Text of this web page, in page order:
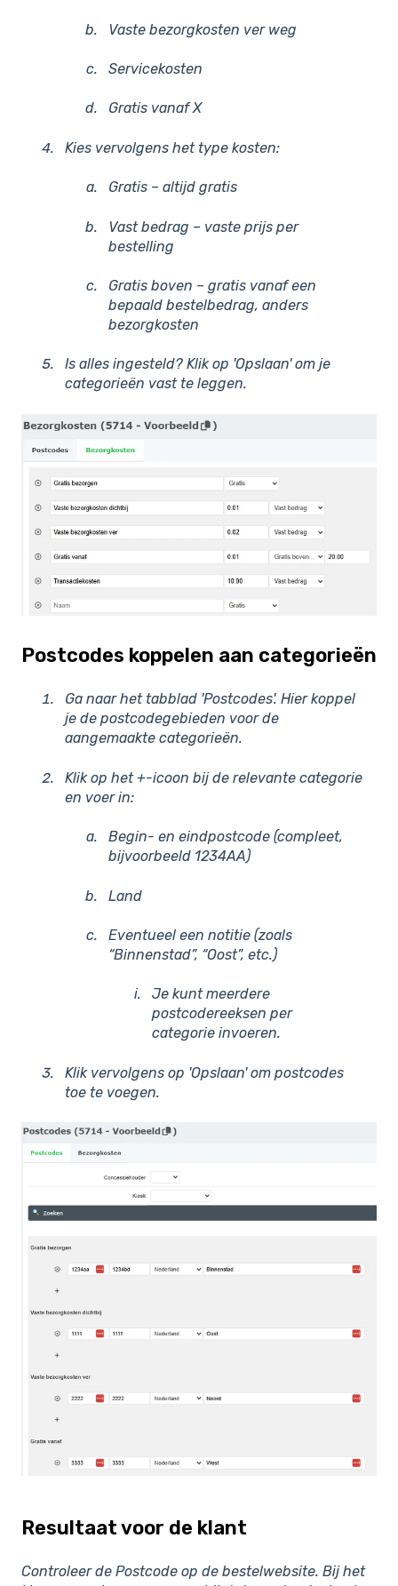
Vaste bezorgkosten ver weg
Servicekosten
Gratis vanaf X
Kies vervolgens het type kosten:
Gratis – altijd gratis
Vast bedrag – vaste prijs per
bestelling
Gratis boven – gratis vanaf een
bepaald bestelbedrag, anders
bezorgkosten
Is alles ingesteld? Klik op 'Opslaan' om je
categorieën vast te leggen.
Postcodes koppelen aan categorieën
Ga naar het tabblad 'Postcodes'. Hier koppel
je de postcodegebieden voor de
aangemaakte categorieën.
Klik op het +-icoon bij de relevante categorie
en voer in:
Begin- en eindpostcode (compleet,
bijvoorbeeld 1234AA)
Land
Eventueel een notitie (zoals
“Binnenstad”, “Oost”, etc.)
Je kunt meerdere
postcodereeksen per
categorie invoeren.
Klik vervolgens op 'Opslaan' om postcodes
toe te voegen.
Resultaat voor de klant
Controleer de Postcode op de bestelwebsite. Bij het